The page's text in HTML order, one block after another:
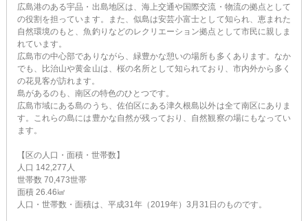
広島港のある宇品・出島地区は、海上交通や国際交流・物流の拠点として
の役割を担っています。また、似島は安芸小富士として知られ、恵まれた
自然環境のもと、魚釣りなどのレクリエーション拠点として市民に親しま
れています。
広島市の中心部でありながら、緑豊かな憩いの場所も多くあります。なか
でも、比治山や黄金山は、桜の名所として知られており、市内外から多く
の花見客が訪れます。
島があるのも、南区の特色のひとつです。
広島市域にある島のうち、佐伯区にある津久根島以外は全て南区にありま
す。これらの島には豊かな自然が残っており、自然観察の場にもなってい
ます。
【区の人口・面積・世帯数】
人口 142,277人
世帯数 70,473世帯
面積 26.46㎢
人口・世帯数・面積は、平成31年（2019年）3月31日のものです。